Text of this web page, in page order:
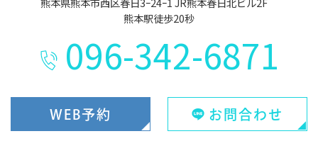
熊本駅徒歩20秒
096-342-6871
WEB予約 お問合わせ